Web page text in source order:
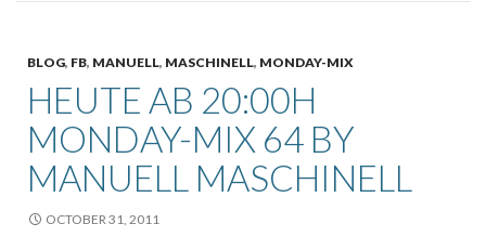
BLOG, FB, MANUELL, MASCHINELL, MONDAY-MIX
HEUTE AB 20:00H
MONDAY-MIX 64 BY
MANUELL MASCHINELL
OCTOBER 31, 2011